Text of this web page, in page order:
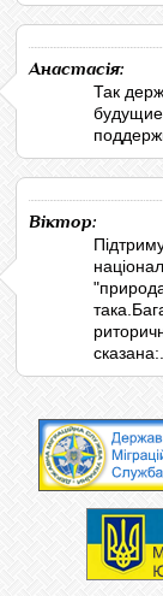
Анастасія:
Так
Віктор:
сказана:...